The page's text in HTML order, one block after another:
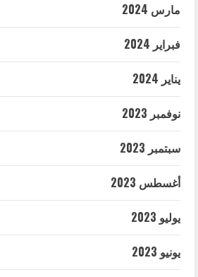
مارس 2024
فبراير 2024
يناير 2024
نوفمبر 2023
سبتمبر 2023
أغسطس 2023
يوليو 2023
يونيو 2023